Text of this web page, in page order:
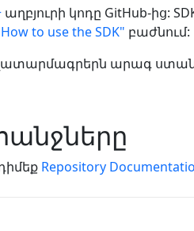
աղբյուրի կոդը GitHub-ից:
to use the SDK" բաժնում:
արագ
Repository